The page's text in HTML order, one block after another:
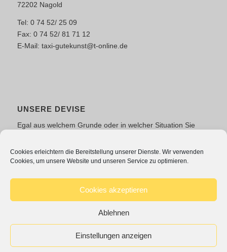
Cookies erleichtern die Bereitstellung unserer Dienste. Wir verwenden
Cookies, um unsere Website und unseren Service zu optimieren.
Cookies akzeptieren
Ablehnen
Einstellungen anzeigen
72202 Nagold
Tel: 0 74 52/ 25 09
Fax: 0 74 52/ 81 71 12
E-Mail: taxi-gutekunst@t-online.de
UNSERE DEVISE
Egal aus welchem Grunde oder in welcher Situation Sie
Sie eine Lösung parat.
Taxi-Gutekunst, eine gute Wahl!